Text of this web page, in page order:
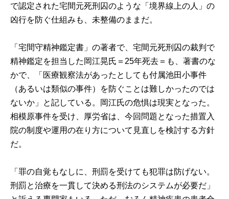
で認定された宅間元死刑囚のような「境界線上の人」の
凶行を防ぐ仕組みも、未整備のままだ。
「宅間守精神鑑定書」の著者で、宅間元死刑囚の裁判で
精神鑑定を担当した岡江晃氏＝25年死去＝も、著書のな
かで、「医療観察法があったとしても付属池田小事件
（あるいは類似の事件）を防ぐことは難しかったのでは
ないか」と記している。岡江氏の危惧は現実となった。
相模原事件を受け、厚労省は、今回問題となった措置入
院の制度や運用の在り方について見直しを検討する方針
だ。
「罪の自覚もなしに、刑罰を受けても犯罪は防げない。
刑罰と治療を一貫して決める刑法のシステムが必要だ」